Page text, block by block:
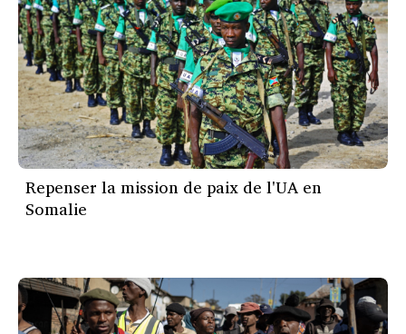
Repenser la mission de paix de l'UA en
Somalie